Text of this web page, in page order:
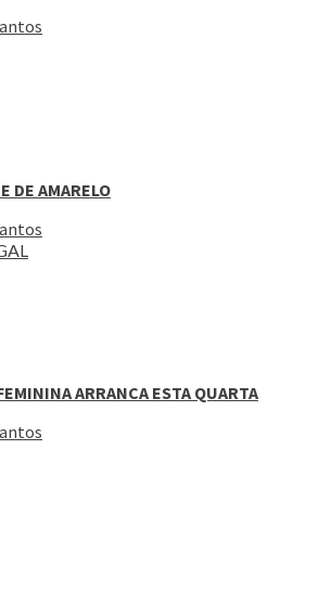
DE AMARELO
ARRANCA ESTA QUARTA